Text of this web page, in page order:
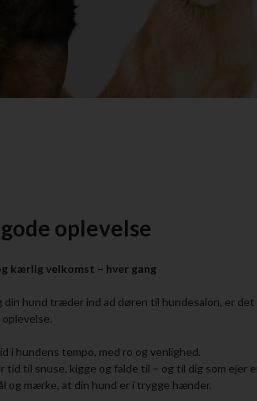
oplevelse
kærlig velkomst – hver gang
din hund træder ind ad døren til hundesalon, er det
i hundens tempo, med ro og venlighed.
tid til snuse, kigge og falde til – og til dig som ejer
og mærke, at din hund er i trygge hænder.